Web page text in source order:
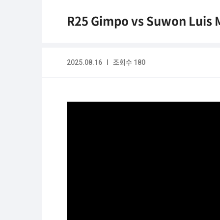
R25 Gimpo vs Suwon Luis
2025.08.16 I 조회수 180